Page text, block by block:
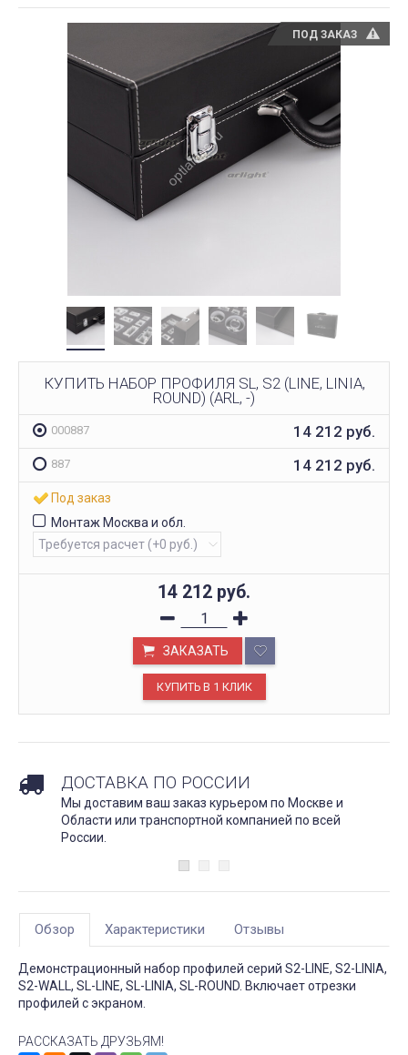
ПОД ЗАКАЗ
КУПИТЬ НАБОР ПРОФИЛЯ SL, S2 (LINE, LINIA,
ROUND) (ARL, -)
000887 14 212 руб.
887 14 212 руб.
Под заказ
Монтаж Москва и обл.
14 212 руб.
ЗАКАЗАТЬ
ДОСТАВКА ПО РОССИИ
Мы доставим ваш заказ курьером по Москве и
Области или транспортной компанией по всей
России.
Обзор Характеристики Отзывы
Демонстрационный набор профилей серий S2-LINE, S2-LINIA,
S2-WALL, SL-LINE, SL-LINIA, SL-ROUND. Включает отрезки
профилей с экраном.
РАССКАЗАТЬ ДРУЗЬЯМ!